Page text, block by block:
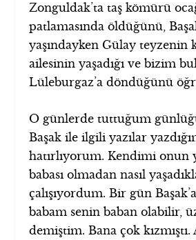
Zonguldak’ta taş kömürü
patlamasında öldüğünü,
yaşındayken Gülay teyzenin
ailesinin yaşadığı ve bizim
Lüleburgaz’a döndüğünü
O günlerde tuttuğum
Başak ile ilgili yazılar
hatırlıyorum. Kendimi onun
babası olmadan nasıl
çalışıyordum. Bir gün
babam senin baban olabilir,
demiştim. Bana çok kızmıştı.